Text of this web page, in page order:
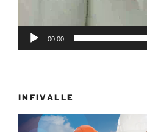
00:00
INFIVALLE